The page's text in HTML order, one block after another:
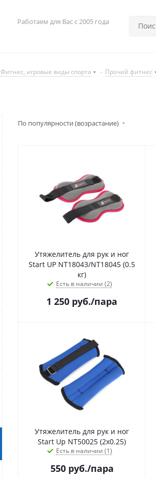
Работаем для Вас с 2005 года
Фитнес, игровые виды спорта - Прочий фитнес
По популярности (возрастание)
Утяжелитель для рук и ног
Start UP NT18043/NT18045 (0.5
кг)
Есть в наличии (2)
1 250 руб./пара
Утяжелитель для рук и ног
Start Up NT50025 (2х0.25)
Есть в наличии (1)
550руб./пара